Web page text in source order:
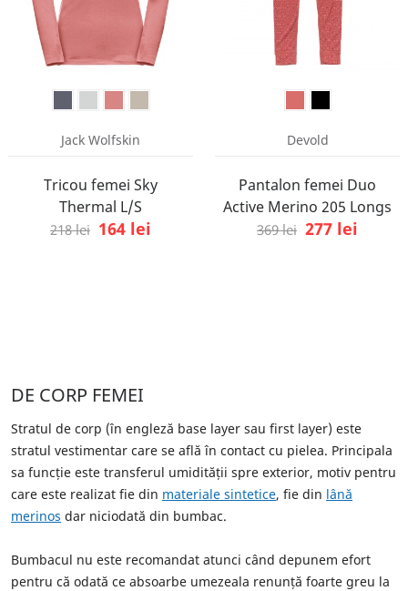
Jack Wolfskin
Tricou femei Sky
Thermal L/S
218 lei 164 lei
Devold
Pantalon femei Duo
Active Merino 205 Longs
369 lei 277 lei
DE CORP FEMEI
Stratul de corp (în engleză base layer sau first layer) este
stratul vestimentar care se află în contact cu pielea. Principala
sa funcție este transferul umidității spre exterior, motiv pentru
care este realizat fie din materiale sintetice, fie din lână
merinos dar niciodată din bumbac.
Bumbacul nu este recomandat atunci când depunem efort
pentru că odată ce absoarbe umezeala renunță foarte greu la